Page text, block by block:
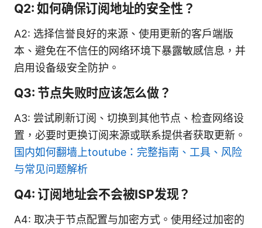
Q2: 如何确保订阅地址的安全性？
A2: 选择信誉良好的来源、使用更新的客户端版
本、避免在不信任的网络环境下暴露敏感信息，并
启用设备级安全防护。
Q3: 节点失败时应该怎么做？
A3: 尝试刷新订阅、切换到其他节点、检查网络设
置，必要时更换订阅来源或联系提供者获取更新。
国内如何翻墙上toutube：完整指南、工具、风险
与常见问题解析
Q4: 订阅地址会不会被ISP发现？
A4: 取决于节点配置与加密方式。使用经过加密的